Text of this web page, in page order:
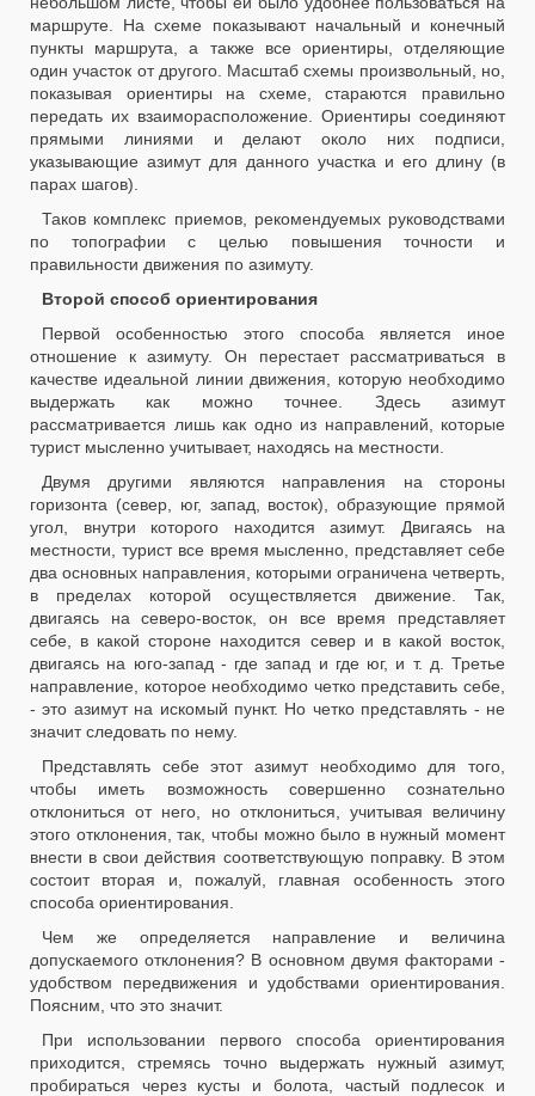
маршруте. На схеме показывают начальный и конечный
пункты маршрута, а также все ориентиры, отделяющие
один участок от другого. Масштаб схемы произвольный, но,
показывая ориентиры на схеме, стараются правильно
передать их взаиморасположение. Ориентиры соединяют
прямыми линиями и делают около них подписи,
указывающие азимут для данного участка и его длину (в
парах шагов).
Таков комплекс приемов, рекомендуемых руководствами
по топографии с целью повышения точности и
правильности движения по азимуту.
Второй способ ориентирования
Первой особенностью этого способа является иное
отношение к азимуту. Он перестает рассматриваться в
качестве идеальной линии движения, которую необходимо
выдержать как можно точнее. Здесь азимут
рассматривается лишь как одно из направлений, которые
турист мысленно учитывает, находясь на местности.
Двумя другими являются направления на стороны
горизонта (север, юг, запад, восток), образующие прямой
угол, внутри которого находится азимут. Двигаясь на
местности, турист все время мысленно, представляет себе
два основных направления, которыми ограничена четверть,
в пределах которой осуществляется движение. Так,
двигаясь на северо-восток, он все время представляет
себе, в какой стороне находится север и в какой восток,
двигаясь на юго-запад - где запад и где юг, и т. д. Третье
направление, которое необходимо четко представить себе,
- это азимут на искомый пункт. Но четко представлять - не
значит следовать по нему.
Представлять себе этот азимут необходимо для того,
чтобы иметь возможность совершенно сознательно
отклониться от него, но отклониться, учитывая величину
этого отклонения, так, чтобы можно было в нужный момент
внести в свои действия соответствующую поправку. В этом
состоит вторая и, пожалуй, главная особенность этого
способа ориентирования.
Чем же определяется направление и величина
допускаемого отклонения? В основном двумя факторами -
удобством передвижения и удобствами ориентирования.
Поясним, что это значит.
При использовании первого способа ориентирования
приходится, стремясь точно выдержать нужный азимут,
пробираться через кусты и болота, частый подлесок и